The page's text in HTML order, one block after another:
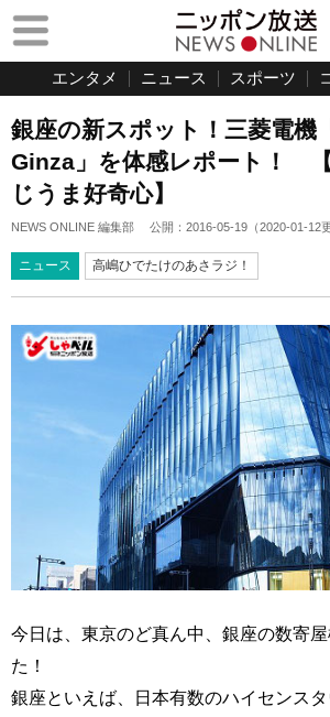
エンタメ ニュース スポーツ
銀座の新スポット！三菱電機
Ginza」を体感レポート！
じうま好奇心】
NEWS ONLINE 編集部 公開： 2016-05-19 （2020-01-12
ニュース 高嶋ひでたけのあさラジ！
今日は、東京のど真ん中、銀座の数寄
た！
銀座といえば、日本有数のハイセンスタ